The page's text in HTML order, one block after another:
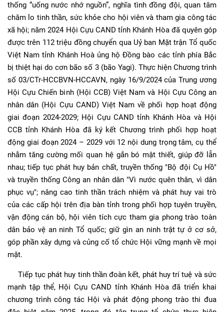
thống “uống nước nhớ nguồn”, nghĩa tình đồng đội, quan tâm
chăm lo tinh thần, sức khỏe cho hội viên và tham gia công tác
xã hội; năm 2024 Hội Cựu CAND tỉnh Khánh Hòa đã quyên góp
được trên 112 triệu đồng chuyển qua Uỷ ban Mặt trận Tổ quốc
Việt Nam tỉnh Khánh Hoà ủng hộ Đồng bào các tỉnh phía Bắc
bị thiệt hại do cơn bão số 3 (bão Yagi). Thực hiện Chương trình
số 03/CTr-HCCBVN-HCCAVN, ngày 16/9/2024 của Trung ương
Hội Cựu Chiến binh (Hội CCB) Việt Nam và Hội Cựu Công an
nhân dân (Hội Cựu CAND) Việt Nam về phối hợp hoạt động
giai đoạn 2024-2029; Hội Cựu CAND tỉnh Khánh Hòa và Hội
CCB tỉnh Khánh Hòa đã ký kết Chương trình phối hợp hoạt
động giai đoạn 2024 – 2029 với 12 nội dung trọng tâm, cụ thể
nhằm tăng cường mối quan hệ gắn bó mật thiết, giúp đỡ lẫn
nhau; tiếp tục phát huy bản chất, truyền thống "Bộ đội Cụ Hồ"
và truyền thống Công an nhân dân "Vì nước quên thân, vì dân
phục vụ"; nâng cao tinh thần trách nhiệm và phát huy vai trò
của các cấp hội trên địa bàn tỉnh trong phối hợp tuyên truyền,
vận động cán bộ, hội viên tích cực tham gia phong trào toàn
dân bảo vệ an ninh Tổ quốc; giữ gìn an ninh trật tự ở cơ sở,
góp phần xây dựng và củng cố tổ chức Hội vững mạnh về mọi
mặt.
Tiếp tục phát huy tinh thần đoàn kết, phát huy trí tuệ và sức
mạnh tập thể, Hội Cựu CAND tỉnh Khánh Hòa đã triển khai
chương trình công tác Hội và phát động phong trào thi đua